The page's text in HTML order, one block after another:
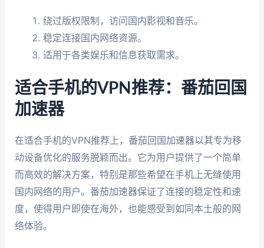
绕过版权限制，访问国内影视和音乐。
稳定连接国内网络资源。
适用于各类娱乐和信息获取需求。
适合手机的VPN推荐：番茄回国
加速器
在适合手机的VPN推荐上，番茄回国加速器以其专为移
动设备优化的服务脱颖而出。它为用户提供了一个简单
而高效的解决方案，特别是那些希望在手机上无缝使用
国内网络的用户。番茄加速器保证了连接的稳定性和速
度，使得用户即使在海外，也能感受到如同本土般的网
络体验。